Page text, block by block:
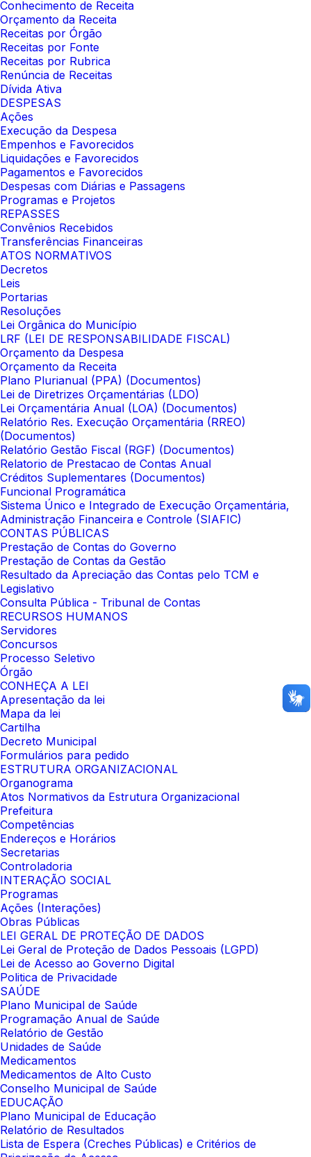
Conhecimento de Receita
Orçamento da Receita
Receitas por Órgão
Receitas por Fonte
Receitas por Rubrica
Renúncia de Receitas
Dívida Ativa
DESPESAS
Ações
Execução da Despesa
Empenhos e Favorecidos
Liquidações e Favorecidos
Pagamentos e Favorecidos
Despesas com Diárias e Passagens
Programas e Projetos
REPASSES
Convênios Recebidos
Transferências Financeiras
ATOS NORMATIVOS
Decretos
Leis
Portarias
Resoluções
Lei Orgânica do Município
LRF (LEI DE RESPONSABILIDADE FISCAL)
Orçamento da Despesa
Orçamento da Receita
Plano Plurianual (PPA) (Documentos)
Lei de Diretrizes Orçamentárias (LDO)
Lei Orçamentária Anual (LOA) (Documentos)
Relatório Res. Execução Orçamentária (RREO)
(Documentos)
Relatório Gestão Fiscal (RGF) (Documentos)
Relatorio de Prestacao de Contas Anual
Créditos Suplementares (Documentos)
Funcional Programática
Sistema Único e Integrado de Execução Orçamentária,
Administração Financeira e Controle (SIAFIC)
CONTAS PÚBLICAS
Prestação de Contas do Governo
Prestação de Contas da Gestão
Resultado da Apreciação das Contas pelo TCM e
Legislativo
Consulta Pública - Tribunal de Contas
RECURSOS HUMANOS
Servidores
Concursos
Processo Seletivo
Órgão
CONHEÇA A LEI
Apresentação da lei
Mapa da lei
Cartilha
Decreto Municipal
Formulários para pedido
ESTRUTURA ORGANIZACIONAL
Organograma
Atos Normativos da Estrutura Organizacional
Prefeitura
Competências
Endereços e Horários
Secretarias
Controladoria
INTERAÇÃO SOCIAL
Programas
Ações (Interações)
Obras Públicas
LEI GERAL DE PROTEÇÃO DE DADOS
Lei Geral de Proteção de Dados Pessoais (LGPD)
Lei de Acesso ao Governo Digital
Politica de Privacidade
SAÚDE
Plano Municipal de Saúde
Programação Anual de Saúde
Relatório de Gestão
Unidades de Saúde
Medicamentos
Medicamentos de Alto Custo
Conselho Municipal de Saúde
EDUCAÇÃO
Plano Municipal de Educação
Relatório de Resultados
Lista de Espera (Creches Públicas) e Critérios de